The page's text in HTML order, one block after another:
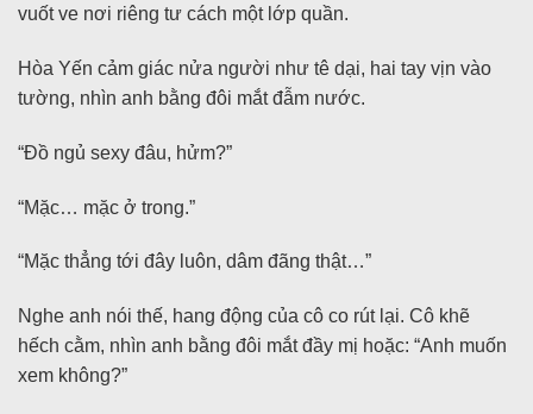
vuốt ve nơi riêng tư cách một lớp quần.
Hòa Yến cảm giác nửa người như tê dại, hai tay vịn vào
tường, nhìn anh bằng đôi mắt đẫm nước.
“Đồ ngủ sexy đâu, hửm?”
“Mặc… mặc ở trong.”
“Mặc thẳng tới đây luôn, dâm đãng thật…”
Nghe anh nói thế, hang động của cô co rút lại. Cô khẽ
hếch cằm, nhìn anh bằng đôi mắt đầy mị hoặc: “Anh muốn
xem không?”